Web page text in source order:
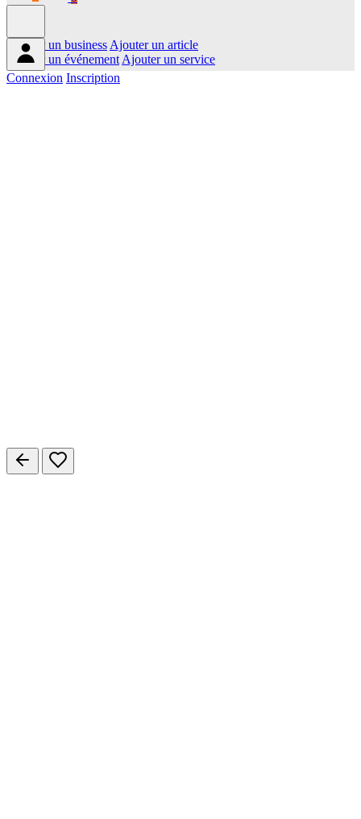
Ajouter un business Ajouter un article
Ajouter un événement Ajouter un service
Connexion Inscription